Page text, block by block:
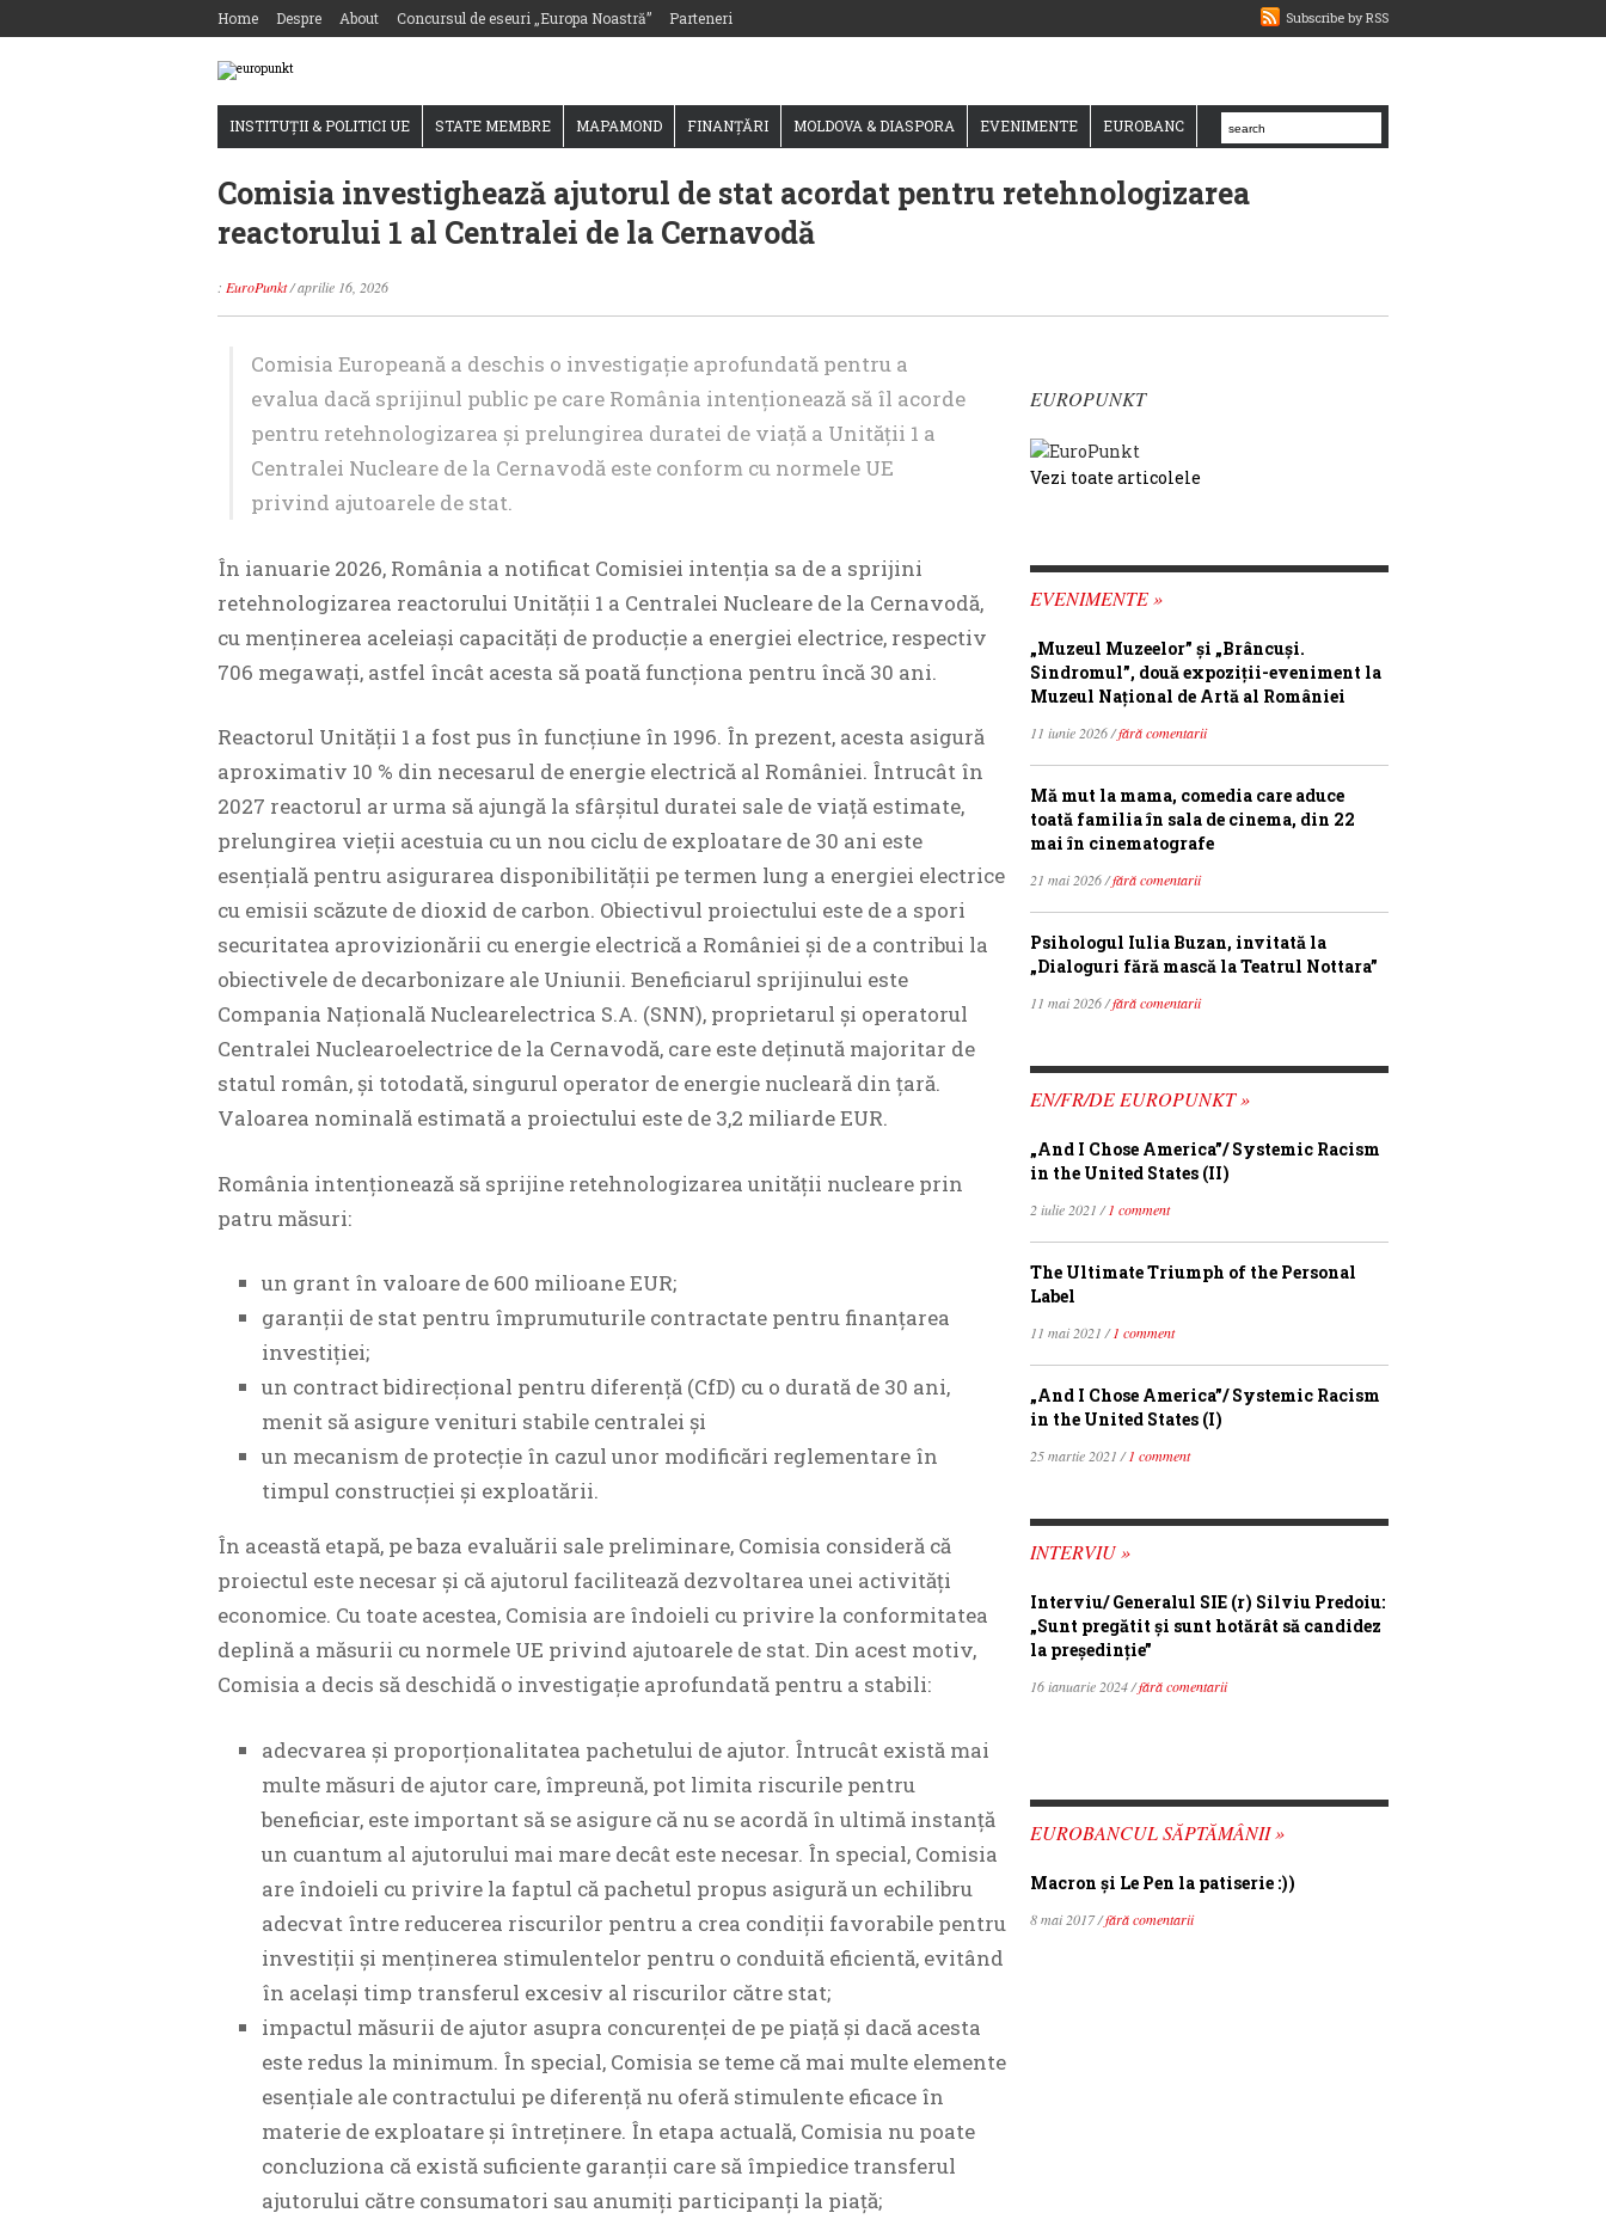
Subscribe by RSS
Home Despre About Concursul de eseuri „Europa Noastră” Parteneri
INSTITUȚII & POLITICI UE STATE MEMBRE MAPAMOND FINANȚĂRI MOLDOVA & DIASPORA EVENIMENTE EUROBANC
Comisia investighează ajutorul de stat acordat pentru retehnologizarea
reactorului 1 al Centralei de la Cernavodă
: EuroPunkt/aprilie 16, 2026
Comisia Europeană a deschis o investigație aprofundată pentru a
evalua dacă sprijinul public pe care România intenționează să îl acorde
pentru retehnologizarea și prelungirea duratei de viață a Unității 1 a
Centralei Nucleare de la Cernavodă este conform cu normele UE
privind ajutoarele de stat.
În ianuarie 2026, România a notificat Comisiei intenția sa de a sprijini
retehnologizarea reactorului Unității 1 a Centralei Nucleare de la Cernavodă,
cu menținerea aceleiași capacități de producție a energiei electrice, respectiv
706 megawați, astfel încât acesta să poată funcționa pentru încă 30 ani.
Reactorul Unității 1 a fost pus în funcțiune în 1996. În prezent, acesta asigură
aproximativ 10 % din necesarul de energie electrică al României. Întrucât în
2027 reactorul ar urma să ajungă la sfârșitul duratei sale de viață estimate,
prelungirea vieții acestuia cu un nou ciclu de exploatare de 30 ani este
esențială pentru asigurarea disponibilității pe termen lung a energiei electrice
cu emisii scăzute de dioxid de carbon. Obiectivul proiectului este de a spori
securitatea aprovizionării cu energie electrică a României și de a contribui la
obiectivele de decarbonizare ale Uniunii. Beneficiarul sprijinului este
Compania Națională Nuclearelectrica S.A. (SNN), proprietarul și operatorul
Centralei Nuclearoelectrice de la Cernavodă, care este deținută majoritar de
statul român, și totodată, singurul operator de energie nucleară din țară.
Valoarea nominală estimată a proiectului este de 3,2 miliarde EUR.
România intenționează să sprijine retehnologizarea unității nucleare prin
patru măsuri:
un grant în valoare de 600 milioane EUR;
garanții de stat pentru împrumuturile contractate pentru finanțarea
investiției;
un contract bidirecțional pentru diferență (CfD) cu o durată de 30 ani,
menit să asigure venituri stabile centralei și
un mecanism de protecție în cazul unor modificări reglementare în
timpul construcției și exploatării.
În această etapă, pe baza evaluării sale preliminare, Comisia consideră că
proiectul este necesar și că ajutorul facilitează dezvoltarea unei activități
economice. Cu toate acestea, Comisia are îndoieli cu privire la conformitatea
deplină a măsurii cu normele UE privind ajutoarele de stat. Din acest motiv,
Comisia a decis să deschidă o investigație aprofundată pentru a stabili:
adecvarea și proporționalitatea pachetului de ajutor. Întrucât există mai
multe măsuri de ajutor care, împreună, pot limita riscurile pentru
beneficiar, este important să se asigure că nu se acordă în ultimă instanță
un cuantum al ajutorului mai mare decât este necesar. În special, Comisia
are îndoieli cu privire la faptul că pachetul propus asigură un echilibru
adecvat între reducerea riscurilor pentru a crea condiții favorabile pentru
investiții și menținerea stimulentelor pentru o conduită eficientă, evitând
în același timp transferul excesiv al riscurilor către stat;
impactul măsurii de ajutor asupra concurenței de pe piață și dacă acesta
este redus la minimum. În special, Comisia se teme că mai multe elemente
esențiale ale contractului pe diferență nu oferă stimulente eficace în
materie de exploatare și întreținere. În etapa actuală, Comisia nu poate
concluziona că există suficiente garanții care să împiedice transferul
ajutorului către consumatori sau anumiți participanți la piață;
EUROPUNKT
Vezi toate articolele
EVENIMENTE »
„Muzeul Muzeelor” și „Brâncuși.
Sindromul”, două expoziții-eveniment la
Muzeul Național de Artă al României
11 iunie 2026 /fără comentarii
Mă mut la mama, comedia care aduce
toată familia în sala de cinema, din 22
mai în cinematografe
21 mai 2026 /fără comentarii
Psihologul Iulia Buzan, invitată la
„Dialoguri fără mască la Teatrul Nottara”
11 mai 2026 /fără comentarii
EN/FR/DE EUROPUNKT »
„And I Chose America”/ Systemic Racism
in the United States (II)
2 iulie 2021 /1 comment
The Ultimate Triumph of the Personal
Label
11 mai 2021 /1 comment
„And I Chose America”/ Systemic Racism
in the United States (I)
25 martie 2021 /1 comment
INTERVIU »
Interviu/ Generalul SIE (r) Silviu Predoiu:
„Sunt pregătit și sunt hotărât să candidez
la președinție”
16 ianuarie 2024 /fără comentarii
EUROBANCUL SĂPTĂMÂNII »
Macron şi Le Pen la patiserie :))
8 mai 2017 /fără comentarii